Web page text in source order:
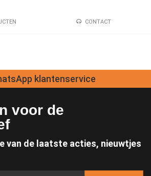
CONTACT
klantenservice
voor de
van de laatste acties, nieuwtjes